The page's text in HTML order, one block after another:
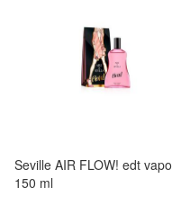
Seville AIR FLOW! edt vapo
150 ml